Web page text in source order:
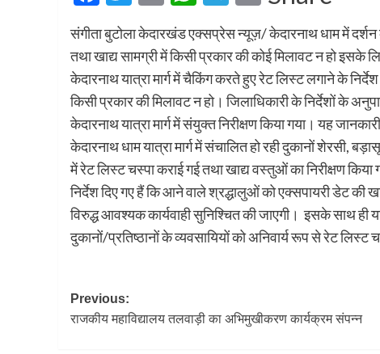
संगीता बुटोला केदारखंड एक्सप्रेस न्यूज़/ केदारनाथ धाम में
तथा खाद्य सामग्री में किसी प्रकार की कोई मिलावट न हो इसके
केदारनाथ यात्रा मार्ग में चैकिंग करते हुए रेट लिस्ट लगाने के
किसी प्रकार की मिलावट न हो। जिलाधिकारी के निर्देशों के
केदारनाथ यात्रा मार्ग में संयुक्त निरीक्षण किया गया। यह
केदारनाथ धाम यात्रा मार्ग में संचालित हो रही दुकानों शेरसी,
में रेट लिस्ट चस्पा कराई गई तथा खाद्य वस्तुओं का निरीक्षण किया
निर्देश दिए गए हैं कि आने वाले श्रद्धालुओं को एक्सपायरी डेट की
विरुद्ध आवश्यक कार्यवाही सुनिश्चित की जाएगी। ‌‌ इसके साथ ही
दुकानों/प्रतिष्ठानों के व्यवसायियों को अनिवार्य रूप से रेट लिस्ट
Post
navigation
Previous:
राजकीय महाविद्यालय तलवाड़ी का अभिमुखीकरण कार्यक्रम संपन्न